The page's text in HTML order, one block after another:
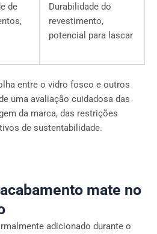
de
Durabilidade do
revestimento,
potencial para lascar
entre o vidro fosco e outros
uma avaliação cuidadosa das
da marca, das restrições
de sustentabilidade.
mate no
adicionado durante o